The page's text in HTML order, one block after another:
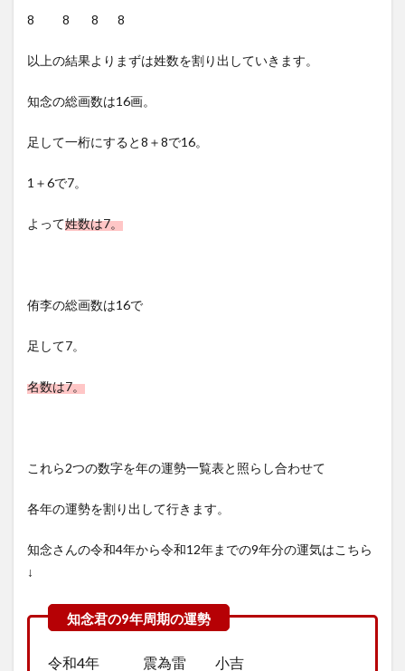
8 8 8 8
以上の結果よりまずは姓数を割り出していきます。
知念の総画数は16画。
足して一桁にすると8＋8で16。
1＋6で7。
よって姓数は7。
侑李の総画数は16で
足して7。
名数は7。
これら2つの数字を年の運勢一覧表と照らし合わせて
各年の運勢を割り出して行きます。
知念さんの令和4年から令和12年までの9年分の運気はこちら
↓
令和4年 震為雷 小吉